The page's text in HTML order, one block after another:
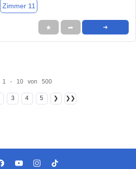
Zimmer 11
★ ➦ ➜
1 - 10 von 500
3 4 5 ❯ ❯❯